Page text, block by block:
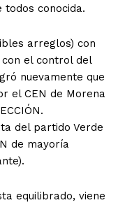
todos conocida.
arreglos) con
con el control del
nuevamente que
el CEN de Morena
del partido Verde
de mayoría
equilibrado, viene